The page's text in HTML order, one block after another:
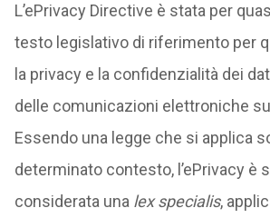
L’ePrivacy Directive è stata per
testo legislativo di riferimento per
la privacy e la confidenzialità dei
delle comunicazioni elettroniche
Essendo una legge che si applica
determinato contesto, l’ePrivacy è
considerata una lex specialis,